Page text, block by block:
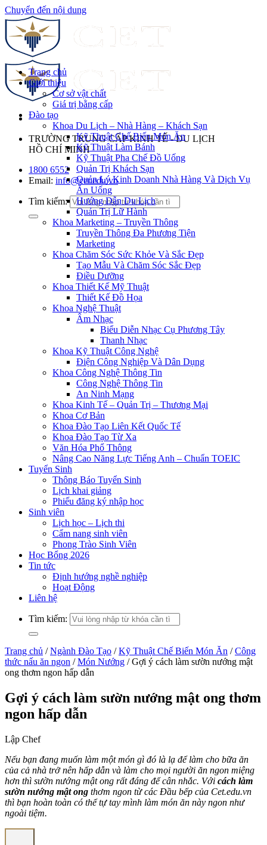
Chuyển đến nội dung
TRƯỜNG TRUNG CẤP KINH TẾ - DU LỊCH
HỒ CHÍ MINH
1800 6552
Email: info@cet.edu.vn
Tìm kiếm:
Trang chủ
Giới thiệu
Cơ sở vật chất
Giá trị bằng cấp
Đào tạo
Khoa Du Lịch – Nhà Hàng – Khách Sạn
Kỹ Thuật Chế Biến Món Ăn
Kỹ Thuật Làm Bánh
Kỹ Thuật Pha Chế Đồ Uống
Quản Trị Khách Sạn
Quản Lý Kinh Doanh Nhà Hàng Và Dịch Vụ
Ăn Uống
Hướng Dẫn Du Lịch
Quản Trị Lữ Hành
Khoa Marketing – Truyền Thông
Truyền Thông Đa Phương Tiện
Marketing
Khoa Chăm Sóc Sức Khỏe Và Sắc Đẹp
Tạo Mẫu Và Chăm Sóc Sắc Đẹp
Điều Dưỡng
Khoa Thiết Kế Mỹ Thuật
Thiết Kế Đồ Họa
Khoa Nghệ Thuật
Âm Nhạc
Biểu Diễn Nhạc Cụ Phương Tây
Thanh Nhạc
Khoa Kỹ Thuật Công Nghệ
Điện Công Nghiệp Và Dân Dụng
Khoa Công Nghệ Thông Tin
Công Nghệ Thông Tin
An Ninh Mạng
Khoa Kinh Tế – Quản Trị – Thương Mại
Khoa Cơ Bản
Khoa Đào Tạo Liên Kết Quốc Tế
Khoa Đào Tạo Từ Xa
Văn Hóa Phổ Thông
Nâng Cao Năng Lực Tiếng Anh – Chuẩn TOEIC
Tuyển Sinh
Thông Báo Tuyển Sinh
Lịch khai giảng
Phiếu đăng ký nhập học
Sinh viên
Lịch học – Lịch thi
Cẩm nang sinh viên
Phong Trào Sinh Viên
Học Bổng 2026
Tin tức
Định hướng nghề nghiệp
Hoạt Động
Liên hệ
Tìm kiếm:
Trang chủ / Ngành Đào Tạo / Kỹ Thuật Chế Biến Món Ăn / Công
thức nấu ăn ngon / Món Nướng / Gợi ý cách làm sườn nướng mật
ong thơm ngon hấp dẫn
Gợi ý cách làm sườn nướng mật ong thơm
ngon hấp dẫn
Lập Chef
Nếu bạn đang muốn làm một món gì đó là lạ để làm cho bữa ăn
của cả nhà trở nên hấp dẫn và làm cho mọi người ăn ngon miệng
hơn thì sườn nướng mật ong rất đáng để cân nhắc. Với cách làm
sườn nướng mật ong thơm ngon từ các Đầu bếp của Cet.edu.vn
thì bạn hoàn toàn có thể tự tay mình làm món ăn này ngon như
ngoài tiệm.